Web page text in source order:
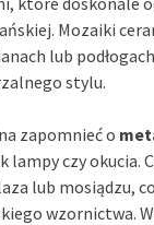
Mozaiki
lub
stylu.
zapomnieć o
lampy czy okucia.
lub mosiądzu,
wzornictwa.